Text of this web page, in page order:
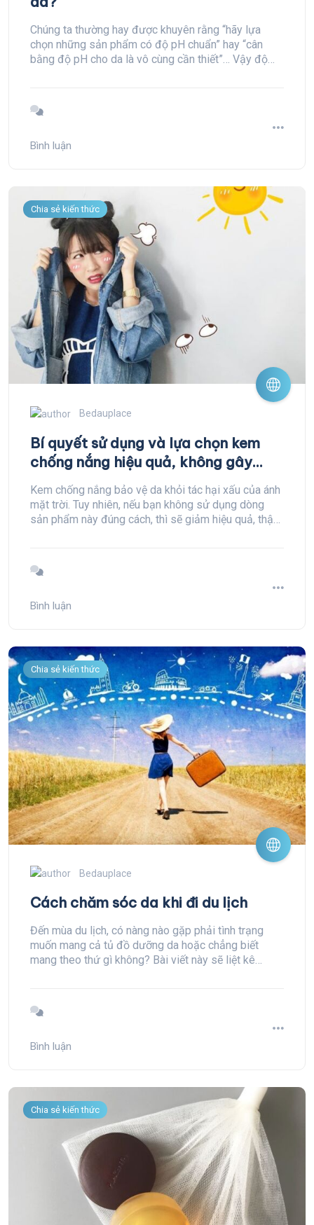
Chúng ta thường hay được khuyên rằng “hãy lựa
chọn những sản phẩm có độ pH chuẩn” hay “cân
bằng độ pH cho da là vô cùng cần thiết”… Vậy độ
Bình luận
Chia sẻ kiến thức
Bedauplace
Bí quyết sử dụng và lựa chọn kem
chống nắng hiệu quả, không gây
Kem chống nắng bảo vệ da khỏi tác hại xấu của ánh
mặt trời. Tuy nhiên, nếu bạn không sử dụng dòng
sản phẩm này đúng cách, thì sẽ giảm hiệu quả, thậm
Bình luận
Chia sẻ kiến thức
Bedauplace
Cách chăm sóc da khi đi du lịch
Đến mùa du lịch, có nàng nào gặp phải tình trạng
muốn mang cả tủ đồ dưỡng da hoặc chẳng biết
mang theo thứ gì không? Bài viết này sẽ liệt kê
"ngập lụt" vali
Bình luận
Chia sẻ kiến thức